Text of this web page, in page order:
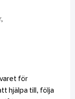
för
hjälpa till, följa